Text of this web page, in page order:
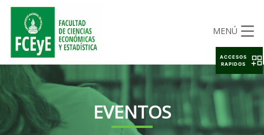
MENÚ
EVENTOS
ACCESOS
RAPIDOS